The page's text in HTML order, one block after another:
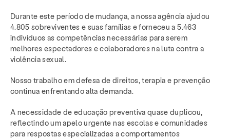
Durante este período de mudança, a nossa agência ajudou
4.805 sobreviventes e suas famílias e forneceu a 5.463
indivíduos as competências necessárias para serem
melhores espectadores e colaboradores na luta contra a
violência sexual.
Nosso trabalho em defesa de direitos, terapia e prevenção
continua enfrentando alta demanda.
A necessidade de educação preventiva quase duplicou,
reflectindo um apelo urgente nas escolas e comunidades
para respostas especializadas a comportamentos